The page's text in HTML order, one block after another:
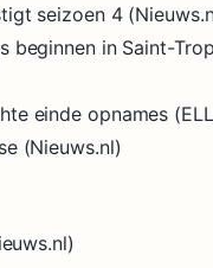
seizoen 4
beginnen in Saint-
einde opnames
(Nieuws.nl)